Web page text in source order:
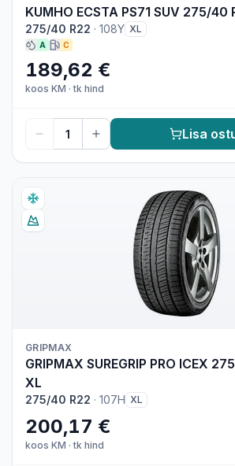
KUMHO ECSTA PS71 SUV 275/40
275/40 R22 · 108Y XL
A C
189,62 €
koos KM ·tk hind
Lisa
GRIPMAX
GRIPMAX SUREGRIP PRO ICEX
XL
275/40 R22 · 107H XL
200,17 €
koos KM ·tk hind